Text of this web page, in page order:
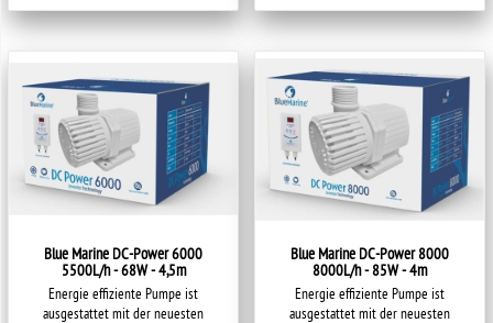
Blue Marine DC-Power 6000
5500L/h - 68W - 4,5m
Energie effiziente Pumpe ist
ausgestattet mit der neuesten
Blue Marine DC-Power 8000
8000L/h - 85W - 4m
Energie effiziente Pumpe ist
ausgestattet mit der neuesten